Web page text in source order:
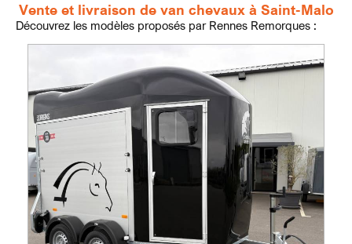
Vente et livraison de van chevaux à Saint-Malo
Découvrez les modèles proposés par Rennes Remorques :